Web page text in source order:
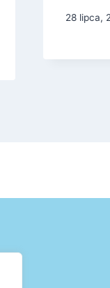
28 lipca,